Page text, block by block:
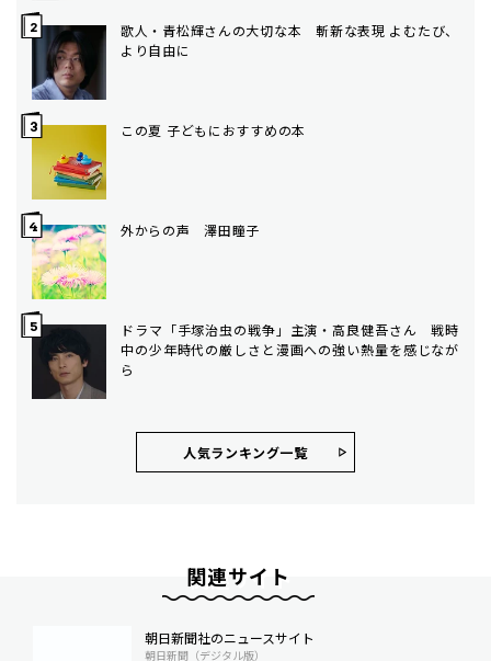
歌人・青松輝さんの大切な本 斬新な表現 よむたび、
より自由に
この夏 子どもにおすすめの本
外からの声 澤田瞳子
ドラマ「手塚治虫の戦争」主演・高良健吾さん 戦時
中の少年時代の厳しさと漫画への強い熱量を感じなが
ら
人気ランキング⼀覧
関連サイト
朝日新聞社のニュースサイト
朝日新聞（デジタル版）